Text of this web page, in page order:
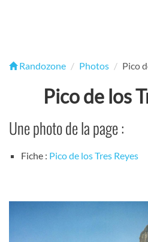
Randozone Photos Pico
Pico de los
Une photo de la page :
Fiche : Pico de los Tres Reyes